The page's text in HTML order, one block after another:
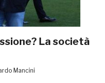
La società
Mancini